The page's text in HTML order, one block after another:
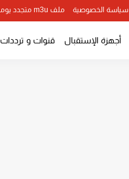
سياسة الخصوصية ملف m3u متجدد يوميا !
أجهزة الإستقبال قنوات و ترددات